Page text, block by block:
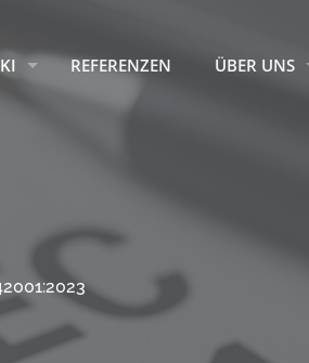
KI REFERENZEN ÜBER UNS